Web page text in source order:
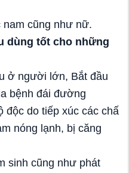
nam cũng như nữ.
dùng tốt cho những
ở người lớn, Bắt đầu
bệnh đái đường
độc do tiếp xúc các chấ
nóng lạnh, bị căng
sinh cũng như phát